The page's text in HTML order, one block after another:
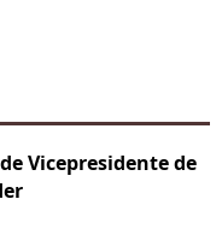
Vicepresidente de